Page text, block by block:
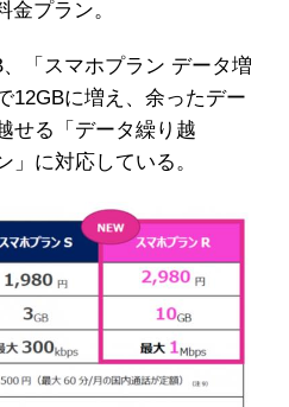
金プラン。
「スマホプラン データ増
12GBに増え、余ったデー
せる「データ繰り越
」に対応している。